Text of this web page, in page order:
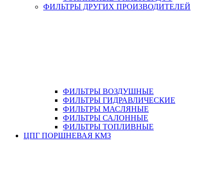
ФИЛЬТРЫ ДРУГИХ ПРОИЗВОДИТЕЛЕЙ
ФИЛЬТРЫ ВОЗДУШНЫЕ
ФИЛЬТРЫ ГИДРАВЛИЧЕСКИЕ
ФИЛЬТРЫ МАСЛЯНЫЕ
ФИЛЬТРЫ САЛОННЫЕ
ФИЛЬТРЫ ТОПЛИВНЫЕ
ЦПГ ПОРШНЕВАЯ КМЗ